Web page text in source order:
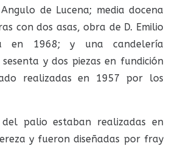
de Lucena; media docena
con dos asas, obra de D. Emilio
en 1968; y una candelería
y dos piezas en fundición
realizadas en 1957 por los
del palio estaban realizadas en
y fueron diseñadas por fray